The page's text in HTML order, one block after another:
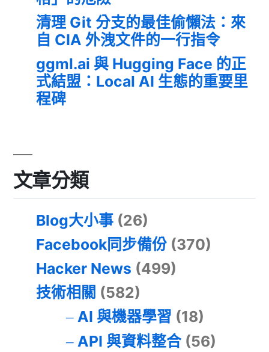
清理 Git 分支的最佳偷懶法：來
自 CIA 外洩文件的一行指令
ggml.ai 與 Hugging Face 的正
式結盟：Local AI 生態的重要里
程碑
文章分類
Blog大小事 (26)
Facebook同步備份 (370)
Hacker News (499)
技術相關 (582)
AI 與機器學習 (18)
API 與資料整合(56)